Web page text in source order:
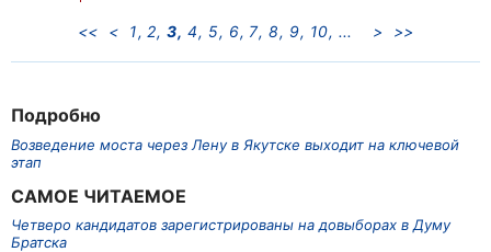
Подробно
Возведение моста через Лену в Якутске выходит на ключевой
этап
САМОЕ ЧИТАЕМОЕ
Четверо кандидатов зарегистрированы на довыборах в Думу
Братска
<< < 1 2 3 4 5 6 7 8 9 10 > >>